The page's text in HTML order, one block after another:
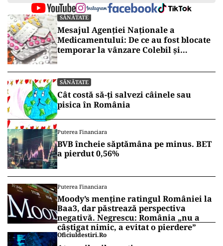
SĂNĂTATE
Mesajul Agenției Naționale a
Medicamentului: De ce au fost blocate
temporar la vânzare Colebil și
SĂNĂTATE
Cât costă să-ți salvezi câinele sau
pisica în România
Puterea Financiara
BVB încheie săptămâna pe minus. BET
a pierdut 0,56%
Puterea Financiara
Moody’s menține ratingul României la
Baa3, dar păstrează perspectiva
negativă. Negrescu: România „nu a
câștigat nimic, a evitat o pierdere”
Oficiuldestiri.ro